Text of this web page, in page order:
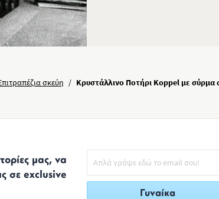
σκεύη / Κρυστάλλινο Ποτήρι Koppel με σύρμα
μας, να
σε exclusive
Γυναίκα